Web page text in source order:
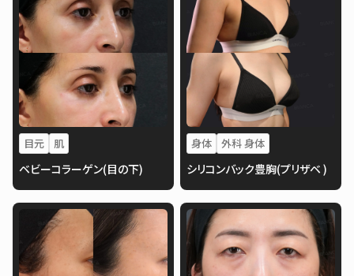
目元 肌
ベビーコラーゲン(目の下)
身体 外科 身体
シリコンバック豊胸(プリザベ )